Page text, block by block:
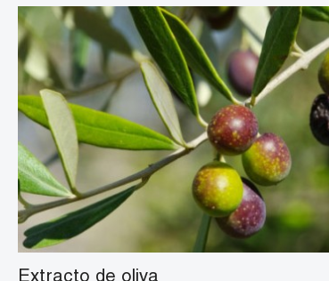
Oleuropeína 3%-50%
Hidroxitirosol 3%-50%
ácido oleanólico 60%、70%、98%
ácido maslínico 10%、20%、30%